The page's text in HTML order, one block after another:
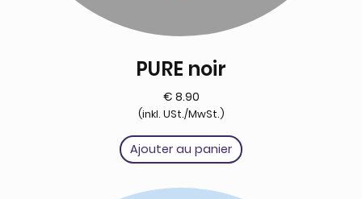
PURE noir
€ 8.90
(inkl. USt./MwSt.)
Ajouter au panier